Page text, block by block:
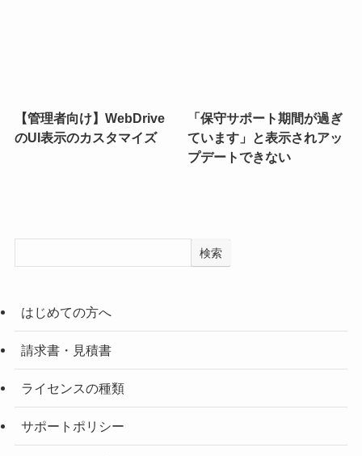
【管理者向け】WebDrive
のUI表示のカスタマイズ
「保守サポート期間が過ぎ
ています」と表示されアッ
プデートできない
検索
はじめての方へ
請求書・見積書
ライセンスの種類
サポートポリシー